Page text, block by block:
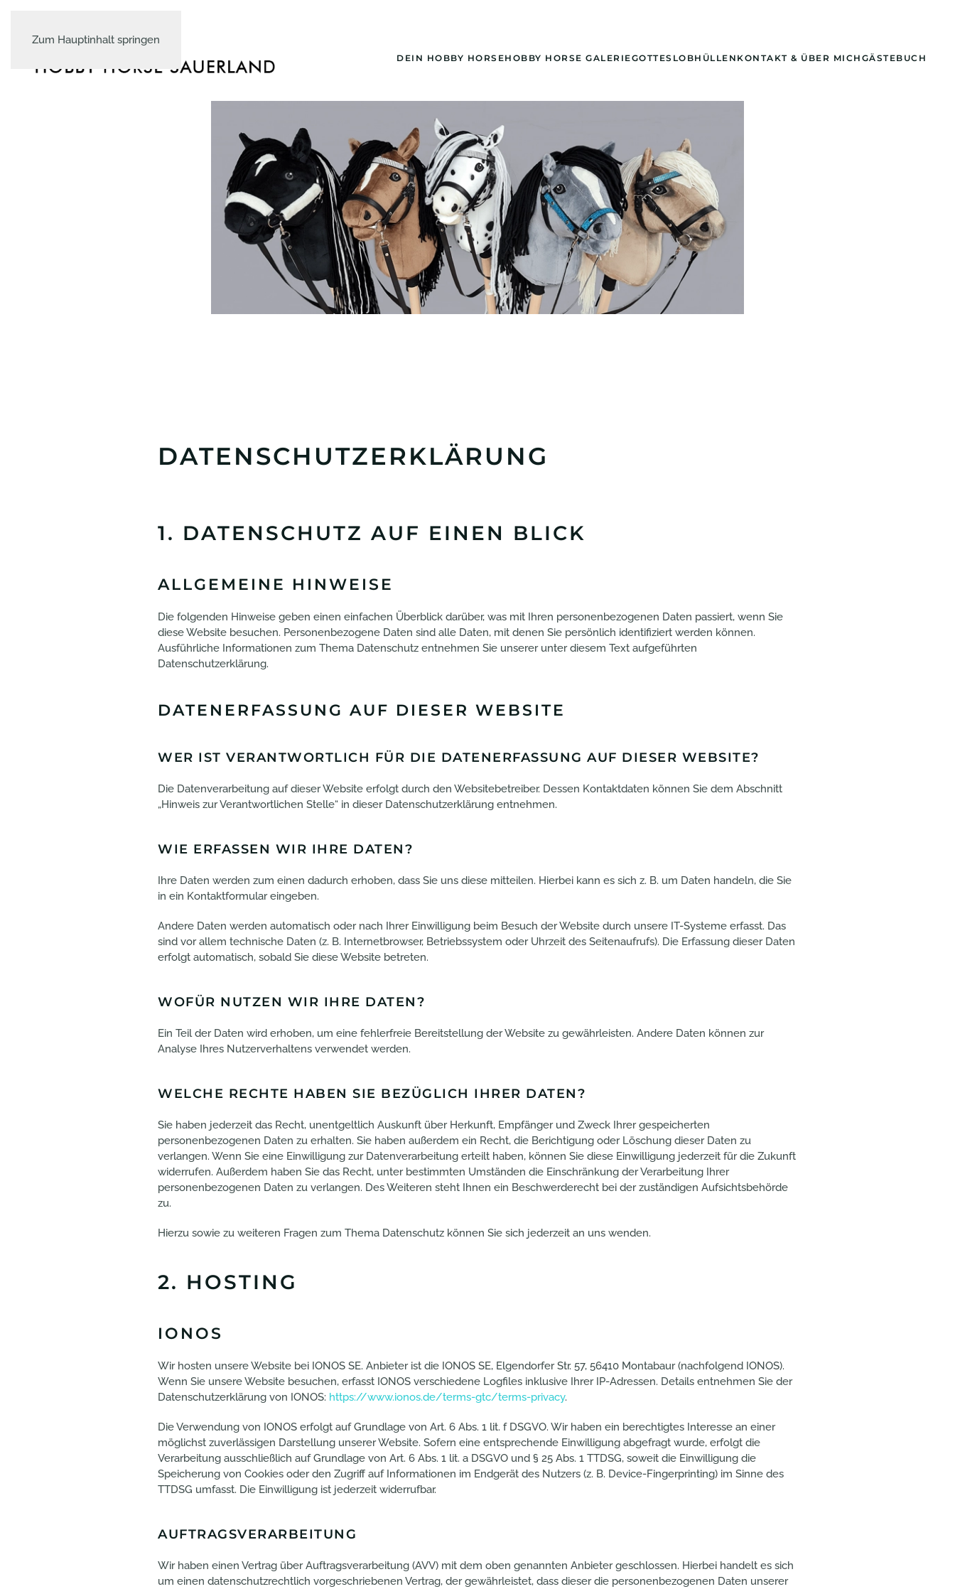
Zum Hauptinhalt springen
DEIN HOBBY HORSEHOBBY HORSE GALERIEGOTTESLOBHÜLLEN KONTAKT & ÜBER MICH GÄSTEBUCH
DATENSCHUTZERKLÄRUNG
1. DATENSCHUTZ AUF EINEN BLICK
ALLGEMEINE HINWEISE
Die folgenden Hinweise geben einen einfachen Überblick darüber, was mit Ihren personenbezogenen Daten passiert, wenn Sie
diese Website besuchen. Personenbezogene Daten sind alle Daten, mit denen Sie persönlich identifiziert werden können.
Ausführliche Informationen zum Thema Datenschutz entnehmen Sie unserer unter diesem Text aufgeführten
Datenschutzerklärung.
DATENERFASSUNG AUF DIESER WEBSITE
WER IST VERANTWORTLICH FÜR DIE DATENERFASSUNG AUF DIESER WEBSITE?
Die Datenverarbeitung auf dieser Website erfolgt durch den Websitebetreiber. Dessen Kontaktdaten können Sie dem Abschnitt
„Hinweis zur Verantwortlichen Stelle“ in dieser Datenschutzerklärung entnehmen.
WIE ERFASSEN WIR IHRE DATEN?
Ihre Daten werden zum einen dadurch erhoben, dass Sie uns diese mitteilen. Hierbei kann es sich z. B. um Daten handeln, die Sie
in ein Kontaktformular eingeben.
Andere Daten werden automatisch oder nach Ihrer Einwilligung beim Besuch der Website durch unsere IT-Systeme erfasst. Das
sind vor allem technische Daten (z. B. Internetbrowser, Betriebssystem oder Uhrzeit des Seitenaufrufs). Die Erfassung dieser Daten
erfolgt automatisch, sobald Sie diese Website betreten.
WOFÜR NUTZEN WIR IHRE DATEN?
Ein Teil der Daten wird erhoben, um eine fehlerfreie Bereitstellung der Website zu gewährleisten. Andere Daten können zur
Analyse Ihres Nutzerverhaltens verwendet werden.
WELCHE RECHTE HABEN SIE BEZÜGLICH IHRER DATEN?
Sie haben jederzeit das Recht, unentgeltlich Auskunft über Herkunft, Empfänger und Zweck Ihrer gespeicherten
personenbezogenen Daten zu erhalten. Sie haben außerdem ein Recht, die Berichtigung oder Löschung dieser Daten zu
verlangen. Wenn Sie eine Einwilligung zur Datenverarbeitung erteilt haben, können Sie diese Einwilligung jederzeit für die Zukunft
widerrufen. Außerdem haben Sie das Recht, unter bestimmten Umständen die Einschränkung der Verarbeitung Ihrer
personenbezogenen Daten zu verlangen. Des Weiteren steht Ihnen ein Beschwerderecht bei der zuständigen Aufsichtsbehörde
zu.
Hierzu sowie zu weiteren Fragen zum Thema Datenschutz können Sie sich jederzeit an uns wenden.
2. HOSTING
IONOS
Wir hosten unsere Website bei IONOS SE. Anbieter ist die IONOS SE, Elgendorfer Str. 57, 56410 Montabaur (nachfolgend IONOS).
Wenn Sie unsere Website besuchen, erfasst IONOS verschiedene Logfiles inklusive Ihrer IP-Adressen. Details entnehmen Sie der
Datenschutzerklärung von IONOS: https://www.ionos.de/terms-gtc/terms-privacy.
Die Verwendung von IONOS erfolgt auf Grundlage von Art. 6 Abs. 1 lit. f DSGVO. Wir haben ein berechtigtes Interesse an einer
möglichst zuverlässigen Darstellung unserer Website. Sofern eine entsprechende Einwilligung abgefragt wurde, erfolgt die
Verarbeitung ausschließlich auf Grundlage von Art. 6 Abs. 1 lit. a DSGVO und § 25 Abs. 1 TTDSG, soweit die Einwilligung die
Speicherung von Cookies oder den Zugriff auf Informationen im Endgerät des Nutzers (z. B. Device-Fingerprinting) im Sinne des
TTDSG umfasst. Die Einwilligung ist jederzeit widerrufbar.
AUFTRAGSVERARBEITUNG
Wir haben einen Vertrag über Auftragsverarbeitung (AVV) mit dem oben genannten Anbieter geschlossen. Hierbei handelt es sich
um einen datenschutzrechtlich vorgeschriebenen Vertrag, der gewährleistet, dass dieser die personenbezogenen Daten unserer